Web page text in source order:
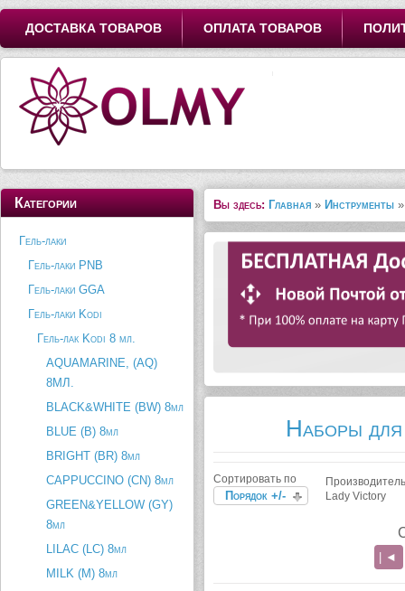
ДОСТАВКА ТОВАРОВ ОПЛАТА ТОВАРОВ
Категории
Гель-лаки
Гель-лаки PNB
Гель-лаки GGA
Гель-лаки Kodi
Гель-лак Kodi 8 мл.
AQUAMARINE, (AQ)
8МЛ.
BLACK&WHITE (BW) 8мл
BLUE (B) 8мл
BRIGHT (BR) 8мл
CAPPUCCINO (CN) 8мл
GREEN&YELLOW (GY)
8мл
LILAC (LC) 8мл
MILK (M) 8мл
Вы здесь: Главная » Инструменты
Наборы
Сортировать по
Порядок +/-
Lady Victory
| ◄